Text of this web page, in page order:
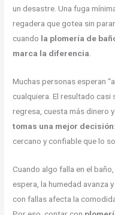
un desastre. Una fuga
regadera que gotea sin
cuando la plomería de
marca la diferencia.
Muchas personas esperan
cualquiera. El resultado casi
regresa, cuesta más dinero y
tomas una mejor decisión
cercano y confiable que lo
Cuando algo falla en el
espera, la humedad avanza
con fallas afecta la